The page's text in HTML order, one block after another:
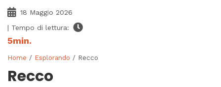
18 Maggio 2026
| Tempo di lettura:
5min.
Home / Esplorando / Recco
Recco